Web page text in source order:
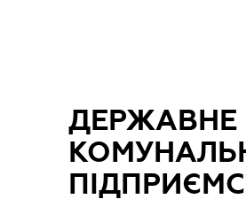
ДЕРЖАВНЕ